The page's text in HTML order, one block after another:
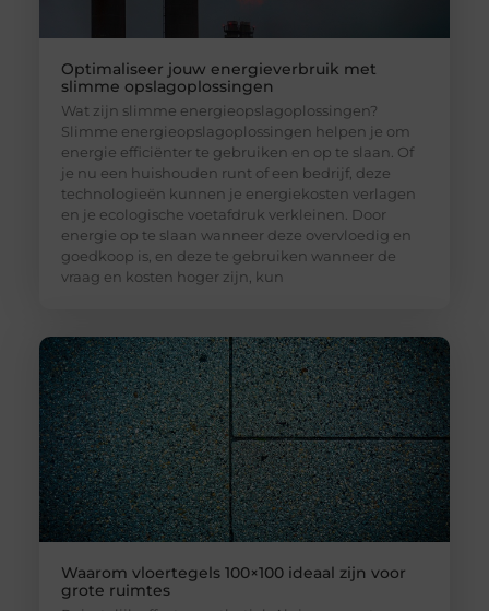
Optimaliseer jouw energieverbruik met
slimme opslagoplossingen
Wat zijn slimme energieopslagoplossingen?
Slimme energieopslagoplossingen helpen je om
energie efficiënter te gebruiken en op te slaan. Of
je nu een huishouden runt of een bedrijf, deze
technologieën kunnen je energiekosten verlagen
en je ecologische voetafdruk verkleinen. Door
energie op te slaan wanneer deze overvloedig en
goedkoop is, en deze te gebruiken wanneer de
vraag en kosten hoger zijn, kun
Waarom vloertegels 100×100 ideaal zijn voor
grote ruimtes